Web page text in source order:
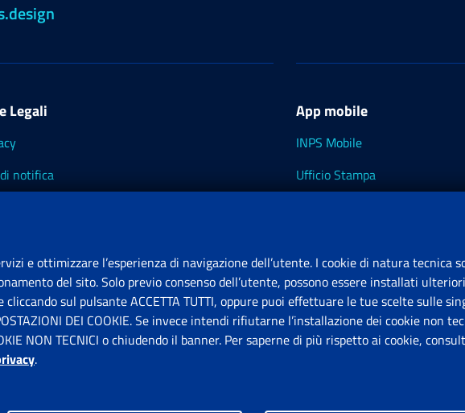
Legali
notifica
App mobile
INPS Mobile
Ufficio Stampa
Sede Legale: Via Ciro il
00144 Roma
P.IVA 02121151001
Facebook: Apre
Twitter: Apre
e ottimizzare l’esperienza di navigazione dell’utente. I cookie di natura tecnica
del sito. Solo previo consenso dell’utente, possono essere installati ulteriori
sul pulsante ACCETTA TUTTI, oppure puoi effettuare le tue scelte sulle
DEI COOKIE. Se invece intendi rifiutarne l’installazione dei cookie non
NON TECNICI o chiudendo il banner. Per saperne di più rispetto ai cookie,
.